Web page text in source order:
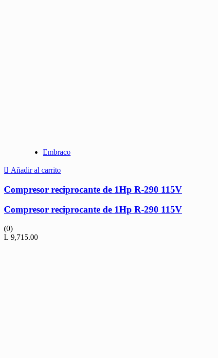
Embraco
Añadir al carrito
Compresor reciprocante de 1Hp R-290 115V
Compresor reciprocante de 1Hp R-290 115V
(0)
L 9,715.00